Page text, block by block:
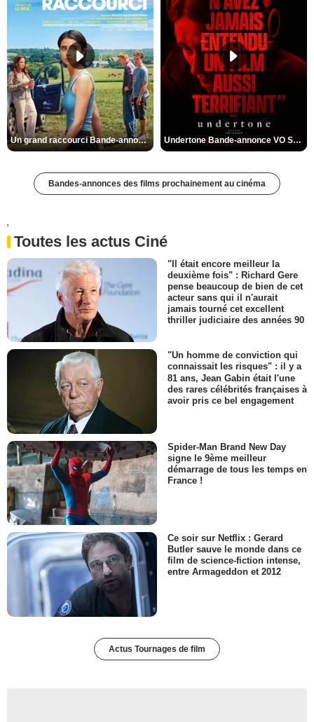
Un grand raccourci Bande-annonce VF Undertone Bande-annonce VO STFR
Bandes-annonces des films prochainement au cinéma
'
Toutes les actus Ciné
"Il était encore meilleur la
deuxième fois" : Richard Gere
pense beaucoup de bien de cet
acteur sans qui il n'aurait
jamais tourné cet excellent
thriller judiciaire des années 90
"Un homme de conviction qui
connaissait les risques" : il y a
81 ans, Jean Gabin était l'une
des rares célébrités françaises à
avoir pris ce bel engagement
Spider-Man Brand New Day
signe le 9ème meilleur
démarrage de tous les temps en
France !
Ce soir sur Netflix : Gerard
Butler sauve le monde dans ce
film de science-fiction intense,
entre Armageddon et 2012
Actus Tournages de film